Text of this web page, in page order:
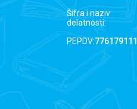
Šifra i naziv
delatnosti:
PEPDV:776179111